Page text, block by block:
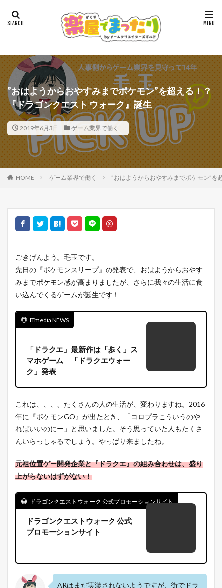
”おはようからおやすみまでポケモン”を超える！？
『ドラゴンクエスト ウォーク』誕生
2019年6月3日 ゲーム業界で働く
HOME ゲーム業界で働く ”おはようからおやすみまでポケモン”
ごきげんよう。毛玉です。
先日の『ポケモンスリープ』の発表で、おはようからおやす
みまでポケモン感が高まりましたが、さらに我々の生活に食
い込んでくるゲームが誕生です！
ITmedia NEWS
「ドラクエ」最新作は「歩く」ス
マホゲーム 「ドラクエウォー
ク」発表
これは、、、、たくさんの人の生活が、変わりますね。 2016
年に『ポケモンGO 』が出たとき、「コロプラこういうのや
ればいいのにー」と思いました。 そう思っていた人もたくさ
んいらっしゃるでしょう。やっぱり来ましたね。
元祖位置ゲー開発企業と『ドラクエ』の組み合わせは、盛り
上がらないはずがない！
ドラゴンクエストウォーク 公式プロモーションサイト
ドラゴンクエストウォーク 公式
プロモーションサイト
ARはまだ実装されないようですが、街でドラ